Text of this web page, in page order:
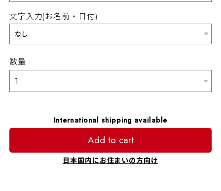
文字入力(お名前・日付)
数量
International shipping available
Add to cart
日本国内にお住まいの方向け